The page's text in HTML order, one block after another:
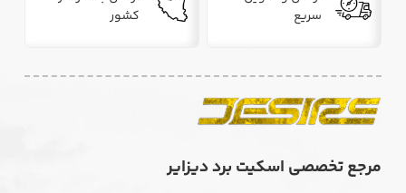
سریع
کشور
مرجع تخصصی اسکیت برد دیزایر